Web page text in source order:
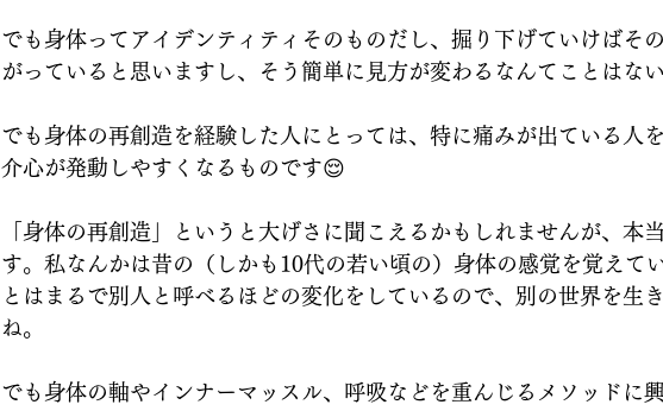
でも身体ってアイデンティティそのものだし、掘り下げていけばそ
がっていると思いますし、そう簡単に見方が変わるなんてことはな
でも身体の再創造を経験した人にとっては、特に痛みが出ている人
介心が発動しやすくなるものです😌
「身体の再創造」というと大げさに聞こえるかもしれませんが、本
す。私なんかは昔の（しかも10代の若い頃の）身体の感覚を覚えて
とはまるで別人と呼べるほどの変化をしているので、別の世界を生
ね。
でも身体の軸やインナーマッスル、呼吸などを重んじるメソッドに